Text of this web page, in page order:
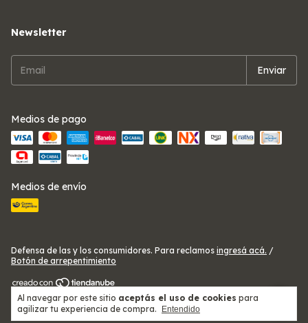
Al navegar por este sitio aceptás el uso de cookies para
agilizar tu experiencia de compra.
Entendido
Newsletter
Medios de pago
Medios de envío
Defensa de las y los consumidores. Para reclamos ingresá acá. /
Botón de arrepentimiento
Copyright Telas Ezeiza Alitex - 2026. Todos los derechos reservados.